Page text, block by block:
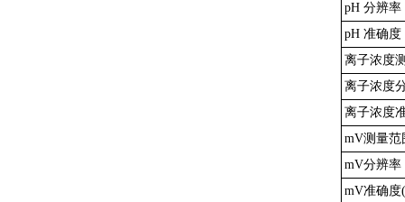
pH 分辨率
pH 准确度
离子浓度
离子浓度
离子浓度
mV测量范
mV分辨率
mV准确度